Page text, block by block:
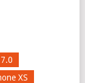
XS